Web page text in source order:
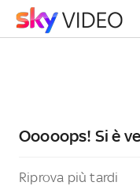
Ooooops! Si è
Riprova più tardi